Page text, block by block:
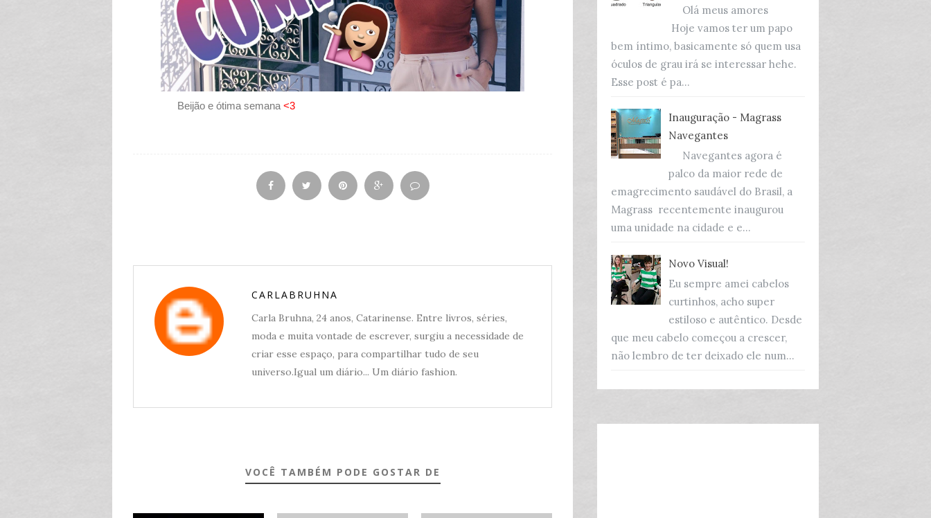
Beijão e ótima semana <3
CARLABRUHNA
Carla Bruhna, 24 anos, Catarinense. Entre livros, séries,
moda e muita vontade de escrever, surgiu a necessidade de
criar esse espaço, para compartilhar tudo de seu
universo.Igual um diário... Um diário fashion.
VOCÊ TAMBÉM PODE GOSTAR DE
Olá meus amores
Hoje vamos ter um papo
bem íntimo, basicamente só quem usa
óculos de grau irá se interessar hehe.
Esse post é pa...
Inauguração - Magrass
Navegantes
Navegantes agora é
palco da maior rede de
emagrecimento saudável do Brasil, a
Magrass recentemente inaugurou
uma unidade na cidade e e...
Novo Visual!
Eu sempre amei cabelos
curtinhos, acho super
estiloso e autêntico. Desde
que meu cabelo começou a crescer,
não lembro de ter deixado ele num...